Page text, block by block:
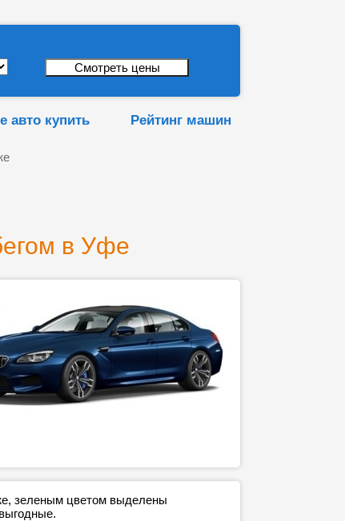
авто купить Рейтинг машин
в Уфе
зеленым цветом выделены